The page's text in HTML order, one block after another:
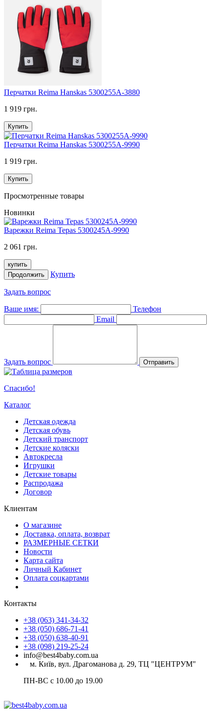
Перчатки Reima Hanskas 5300255A-3880
1 919 грн.
Купить
Перчатки Reima Hanskas 5300255A-9990
1 919 грн.
Купить
Просмотренные товары
Новинки
Варежки Reima Tepas 5300245A-9990
2 061 грн.
купить
Продолжить
Купить
Задать вопрос
Ваше имя:
Телефон
Email
Задать вопрос Отправить
Спасибо!
Каталог
Детская одежда
Детская обувь
Детский транспорт
Детские коляски
Автокресла
Игрушки
Детские товары
Распродажа
Договор
Клиентам
О магазине
Доставка, оплата, возврат
РАЗМЕРНЫЕ СЕТКИ
Новости
Карта сайта
Личный Кабинет
Оплата соцкартами
Контакты
+38 (063) 341-34-32
+38 (050) 686-71-41
+38 (050) 638-40-91
+38 (098) 219-25-24
info@best4baby.com.ua
м. Київ, вул. Драгоманова д. 29, ТЦ "ЦЕНТРУМ"
ПН-ВС с 10.00 до 19.00